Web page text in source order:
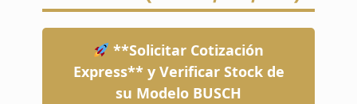
**Solicitar Cotización
Express** y Verificar Stock de
su Modelo BUSCH